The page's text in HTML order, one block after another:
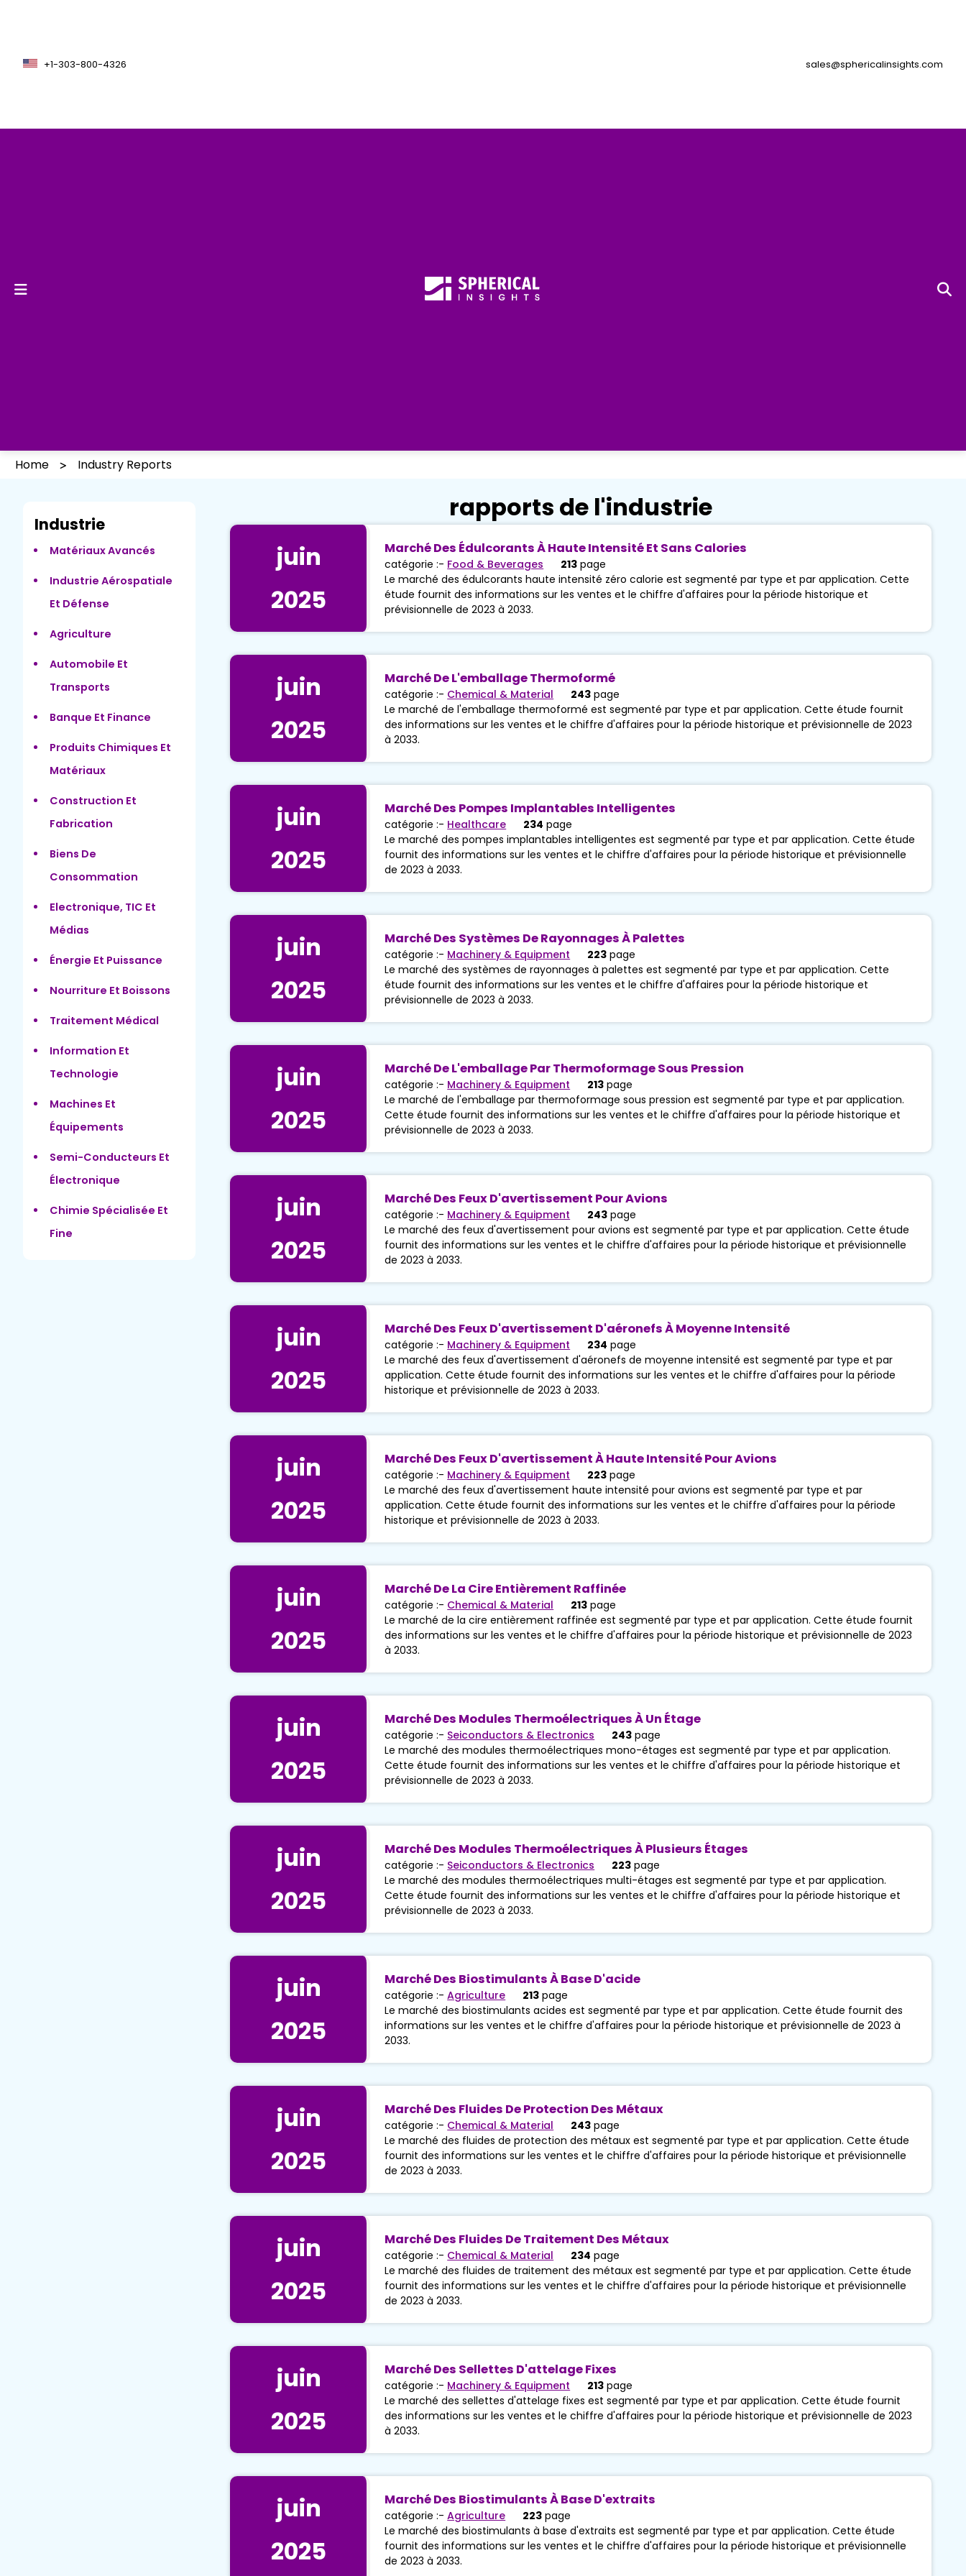
+1-303-800-4326 sales@sphericalinsights.com
Home Industry Reports
Industrie
Matériaux Avancés
Industrie Aérospatiale
Et Défense
Agriculture
Automobile Et
Transports
Banque Et Finance
Produits Chimiques Et
Matériaux
Construction Et
Fabrication
Biens De
Consommation
Electronique, TIC Et
Médias
Énergie Et Puissance
Nourriture Et Boissons
Traitement Médical
Information Et
Technologie
Machines Et
Équipements
Semi-Conducteurs Et
Électronique
Chimie Spécialisée Et
Fine
rapports de l'industrie
juin
2025
Marché Des Édulcorants À Haute Intensité Et Sans Calories
catégorie :- Food & Beverages 213 page
Le marché des édulcorants haute intensité zéro calorie est segmenté par type et par application. Cette
étude fournit des informations sur les ventes et le chiffre d'affaires pour la période historique et
prévisionnelle de 2023 à 2033.
juin
2025
Marché De L'emballage Thermoformé
catégorie :- Chemical & Material 243 page
Le marché de l'emballage thermoformé est segmenté par type et par application. Cette étude fournit
des informations sur les ventes et le chiffre d'affaires pour la période historique et prévisionnelle de 2023
à 2033.
juin
2025
Marché Des Pompes Implantables Intelligentes
catégorie :- Healthcare 234 page
Le marché des pompes implantables intelligentes est segmenté par type et par application. Cette étude
fournit des informations sur les ventes et le chiffre d'affaires pour la période historique et prévisionnelle
de 2023 à 2033.
juin
2025
Marché Des Systèmes De Rayonnages À Palettes
catégorie :- Machinery & Equipment 223 page
Le marché des systèmes de rayonnages à palettes est segmenté par type et par application. Cette
étude fournit des informations sur les ventes et le chiffre d'affaires pour la période historique et
prévisionnelle de 2023 à 2033.
juin
2025
Marché De L'emballage Par Thermoformage Sous Pression
catégorie :- Machinery & Equipment 213 page
Le marché de l'emballage par thermoformage sous pression est segmenté par type et par application.
Cette étude fournit des informations sur les ventes et le chiffre d'affaires pour la période historique et
prévisionnelle de 2023 à 2033.
juin
2025
Marché Des Feux D'avertissement Pour Avions
catégorie :- Machinery & Equipment 243 page
Le marché des feux d'avertissement pour avions est segmenté par type et par application. Cette étude
fournit des informations sur les ventes et le chiffre d'affaires pour la période historique et prévisionnelle
de 2023 à 2033.
juin
2025
Marché Des Feux D'avertissement D'aéronefs À Moyenne Intensité
catégorie :- Machinery & Equipment 234 page
Le marché des feux d'avertissement d'aéronefs de moyenne intensité est segmenté par type et par
application. Cette étude fournit des informations sur les ventes et le chiffre d'affaires pour la période
historique et prévisionnelle de 2023 à 2033.
juin
2025
Marché Des Feux D'avertissement À Haute Intensité Pour Avions
catégorie :- Machinery & Equipment 223 page
Le marché des feux d'avertissement haute intensité pour avions est segmenté par type et par
application. Cette étude fournit des informations sur les ventes et le chiffre d'affaires pour la période
historique et prévisionnelle de 2023 à 2033.
juin
2025
Marché De La Cire Entièrement Raffinée
catégorie :- Chemical & Material 213 page
Le marché de la cire entièrement raffinée est segmenté par type et par application. Cette étude fournit
des informations sur les ventes et le chiffre d'affaires pour la période historique et prévisionnelle de 2023
à 2033.
juin
2025
Marché Des Modules Thermoélectriques À Un Étage
catégorie :- Seiconductors & Electronics 243 page
Le marché des modules thermoélectriques mono-étages est segmenté par type et par application.
Cette étude fournit des informations sur les ventes et le chiffre d'affaires pour la période historique et
prévisionnelle de 2023 à 2033.
juin
2025
Marché Des Modules Thermoélectriques À Plusieurs Étages
catégorie :- Seiconductors & Electronics 223 page
Le marché des modules thermoélectriques multi-étages est segmenté par type et par application.
Cette étude fournit des informations sur les ventes et le chiffre d'affaires pour la période historique et
prévisionnelle de 2023 à 2033.
juin
2025
Marché Des Biostimulants À Base D'acide
catégorie :- Agriculture 213 page
Le marché des biostimulants acides est segmenté par type et par application. Cette étude fournit des
informations sur les ventes et le chiffre d'affaires pour la période historique et prévisionnelle de 2023 à
2033.
juin
2025
Marché Des Fluides De Protection Des Métaux
catégorie :- Chemical & Material 243 page
Le marché des fluides de protection des métaux est segmenté par type et par application. Cette étude
fournit des informations sur les ventes et le chiffre d'affaires pour la période historique et prévisionnelle
de 2023 à 2033.
juin
2025
Marché Des Fluides De Traitement Des Métaux
catégorie :- Chemical & Material 234 page
Le marché des fluides de traitement des métaux est segmenté par type et par application. Cette étude
fournit des informations sur les ventes et le chiffre d'affaires pour la période historique et prévisionnelle
de 2023 à 2033.
juin
2025
Marché Des Sellettes D'attelage Fixes
catégorie :- Machinery & Equipment 213 page
Le marché des sellettes d'attelage fixes est segmenté par type et par application. Cette étude fournit
des informations sur les ventes et le chiffre d'affaires pour la période historique et prévisionnelle de 2023
à 2033.
juin
2025
Marché Des Biostimulants À Base D'extraits
catégorie :- Agriculture 223 page
Le marché des biostimulants à base d'extraits est segmenté par type et par application. Cette étude
fournit des informations sur les ventes et le chiffre d'affaires pour la période historique et prévisionnelle
de 2023 à 2033.